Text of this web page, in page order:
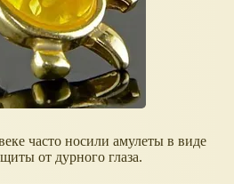
часто носили амулеты в виде
от дурного глаза.